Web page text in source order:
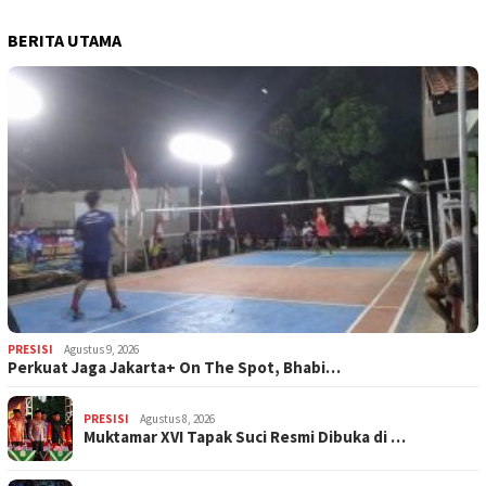
BERITA UTAMA
PRESISI Agustus 9, 2026
Perkuat Jaga Jakarta+ On The Spot, Bhabi…
PRESISI Agustus 8, 2026
Muktamar XVI Tapak Suci Resmi Dibuka di …